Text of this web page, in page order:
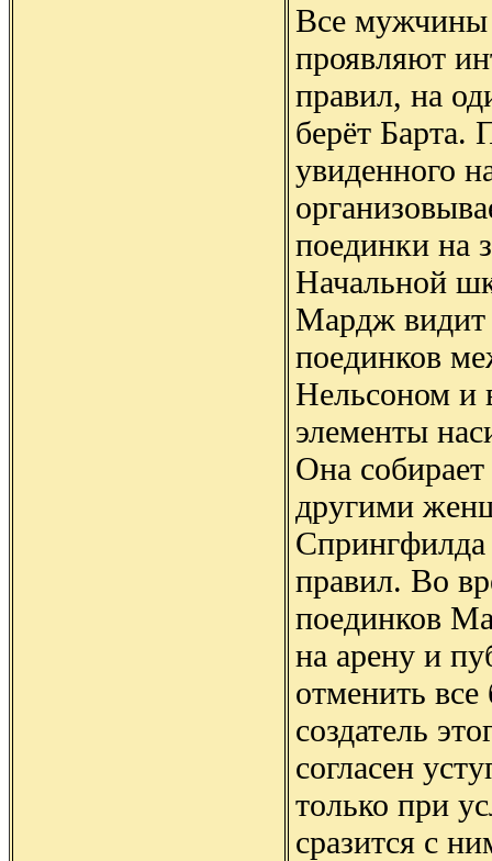
Все
проявляют
правил, на
берёт Барта.
увиденного
поединки на
Начальной
Мардж видит
поединков
Нельсоном и
элементы
Она
другими
Спрингфилда
правил. Во
поединков
на арену и
отменить
создатель
согласен
только при
сразится с